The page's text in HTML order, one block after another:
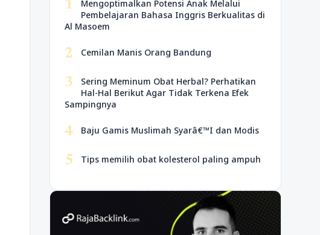
1
Mengoptimalkan Potensi Anak Melalui
Pembelajaran Bahasa Inggris Berkualitas di
Al Masoem
2 Cemilan Manis Orang Bandung
3
Sering Meminum Obat Herbal? Perhatikan
Hal-Hal Berikut Agar Tidak Terkena Efek
Sampingnya
4 Baju Gamis Muslimah Syarâ€™I dan Modis
5 Tips memilih obat kolesterol paling ampuh